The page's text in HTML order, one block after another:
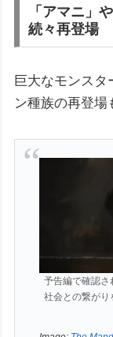
「アマニ」
続々再登場
巨大なモンスタ
ン種族の再登場
予告編で確認さ
社会との繋がり